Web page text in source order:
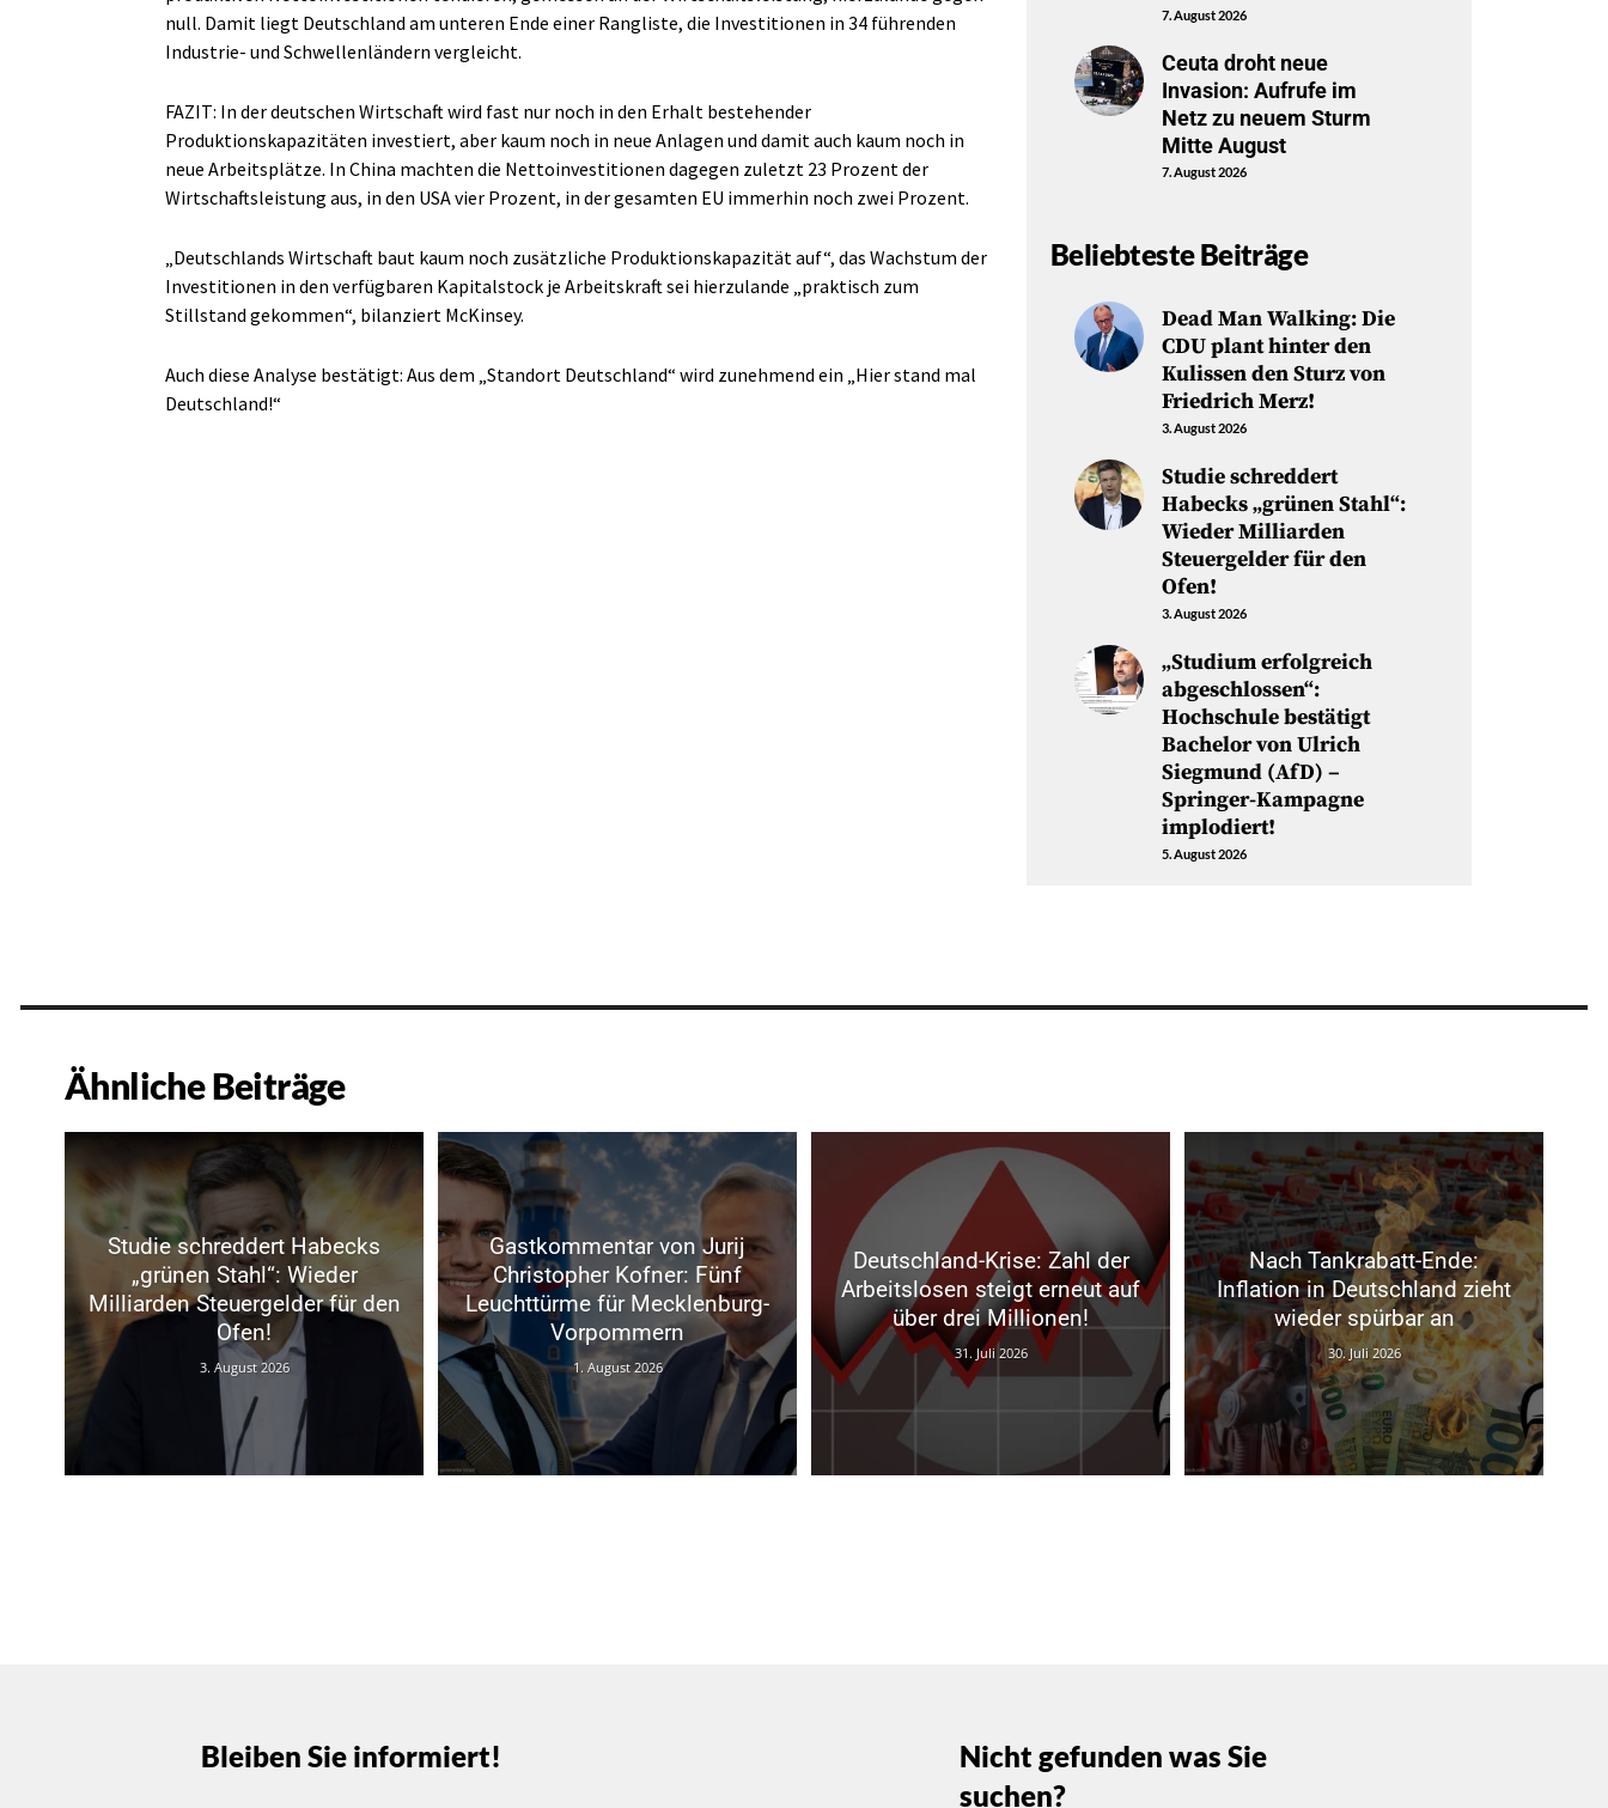
null. Damit liegt Deutschland am unteren Ende einer Rangliste, die Investitionen in 34 führenden
Industrie- und Schwellenländern vergleicht.
FAZIT: In der deutschen Wirtschaft wird fast nur noch in den Erhalt bestehender
Produktionskapazitäten investiert, aber kaum noch in neue Anlagen und damit auch kaum noch in
neue Arbeitsplätze. In China machten die Nettoinvestitionen dagegen zuletzt 23 Prozent der
Wirtschaftsleistung aus, in den USA vier Prozent, in der gesamten EU immerhin noch zwei Prozent.
„Deutschlands Wirtschaft baut kaum noch zusätzliche Produktionskapazität auf“, das Wachstum der
Investitionen in den verfügbaren Kapitalstock je Arbeitskraft sei hierzulande „praktisch zum
Stillstand gekommen“, bilanziert McKinsey.
Auch diese Analyse bestätigt: Aus dem „Standort Deutschland“ wird zunehmend ein „Hier stand mal
Deutschland!“
7. August 2026
Ceuta droht neue
Invasion: Aufrufe im
Netz zu neuem Sturm
Mitte August
7. August 2026
Beliebteste Beiträge
Dead Man Walking: Die
CDU plant hinter den
Kulissen den Sturz von
Friedrich Merz!
3. August 2026
Studie schreddert
Habecks „grünen Stahl“:
Wieder Milliarden
Steuergelder für den
Ofen!
3. August 2026
„Studium erfolgreich
abgeschlossen“:
Hochschule bestätigt
Bachelor von Ulrich
Siegmund (AfD) –
Springer-Kampagne
implodiert!
5. August 2026
Ähnliche Beiträge
Studie schreddert Habecks
„grünen Stahl“: Wieder
Milliarden Steuergelder für den
Ofen!
3. August 2026
Gastkommentar von Jurij
Christopher Kofner: Fünf
Leuchttürme für Mecklenburg-
Vorpommern
1. August 2026
Deutschland-Krise: Zahl der
Arbeitslosen steigt erneut auf
über drei Millionen!
31. Juli 2026
Nach Tankrabatt-Ende:
Inflation in Deutschland zieht
wieder spürbar an
30. Juli 2026
Bleiben Sie informiert!
Nicht gefunden was Sie
suchen?